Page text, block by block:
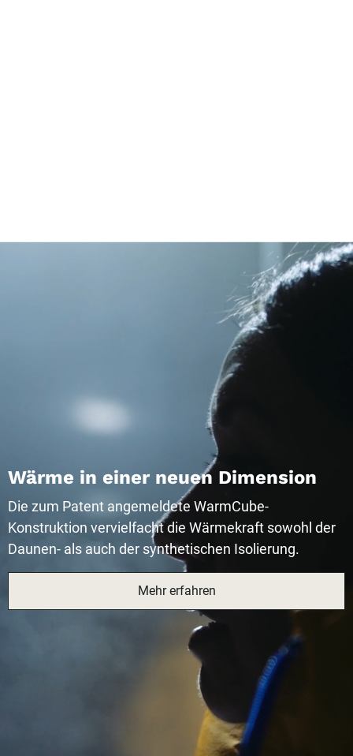
Wärme in einer neuen Dimension
Die zum Patent angemeldete WarmCube-
Konstruktion vervielfacht die Wärmekraft sowohl der
Daunen- als auch der synthetischen Isolierung.
Mehr erfahren